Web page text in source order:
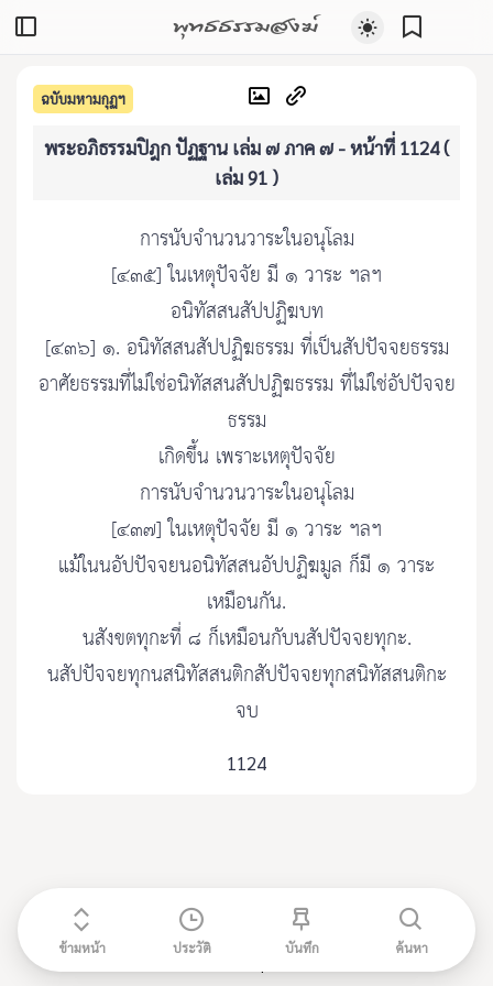
พุทธธรรมสงฆ์
ฉบับมหามกุฏฯ
พระอภิธรรมปิฎก ปัฏฐาน เล่ม ๗ ภาค ๗ - หน้าที่ 1124 (
เล่ม 91 )
การนับจำนวนวาระในอนุโลม
[๔๓๕] ในเหตุปัจจัย มี ๑ วาระ ฯลฯ
อนิทัสสนสัปปฏิฆบท
[๔๓๖] ๑. อนิทัสสนสัปปฏิฆธรรม ที่เป็นสัปปัจจยธรรม
อาศัยธรรมที่ไม่ใช่อนิทัสสนสัปปฏิฆธรรม ที่ไม่ใช่อัปปัจจย
ธรรม
เกิดขึ้น เพราะเหตุปัจจัย
การนับจำนวนวาระในอนุโลม
[๔๓๗] ในเหตุปัจจัย มี ๑ วาระ ฯลฯ
แม้ในนอัปปัจจยนอนิทัสสนอัปปฏิฆมูล ก็มี ๑ วาระ
เหมือนกัน.
นสังขตทุกะที่ ๘ ก็เหมือนกับนสัปปัจจยทุกะ.
นสัปปัจจยทุกนสนิทัสสนติกสัปปัจจยทุกสนิทัสสนติกะ
จบ
1124
ข้ามหน้า ประวัติ บันทึก ค้นหา